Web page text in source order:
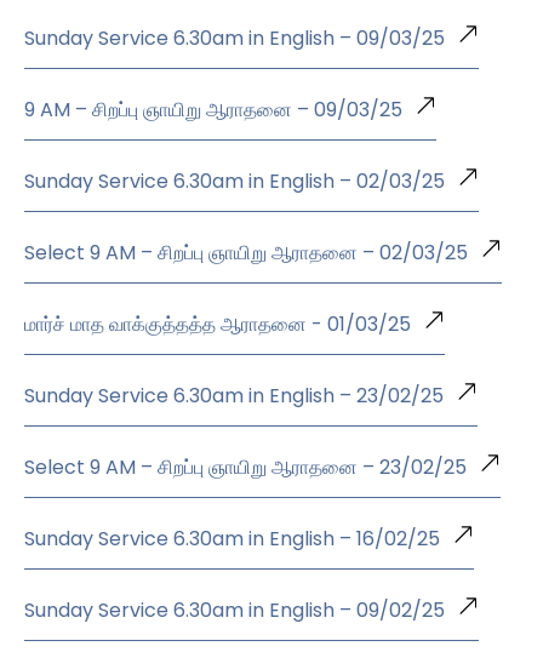
Sunday Service 6.30am in English – 09/03/25
9 AM – சிறப்பு ஞாயிறு ஆராதனை – 09/03/25
Sunday Service 6.30am in English – 02/03/25
Select 9 AM – சிறப்பு ஞாயிறு ஆராதனை – 02/03/25
மார்ச் மாத வாக்குத்தத்த ஆராதனை - 01/03/25
Sunday Service 6.30am in English – 23/02/25
Select 9 AM – சிறப்பு ஞாயிறு ஆராதனை – 23/02/25
Sunday Service 6.30am in English – 16/02/25
Sunday Service 6.30am in English – 09/02/25